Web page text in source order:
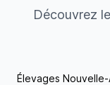
Découvrez
Élevages